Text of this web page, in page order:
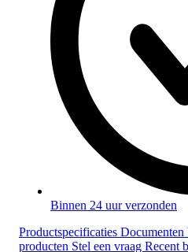
Binnen 24 uur verzonden
Productspecificaties Documenten
producten Stel een vraag Recent